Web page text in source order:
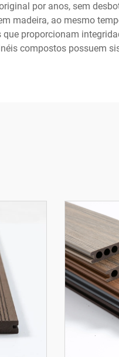
por anos, sem
madeira, ao mesmo
que proporcionam
compostos possuem